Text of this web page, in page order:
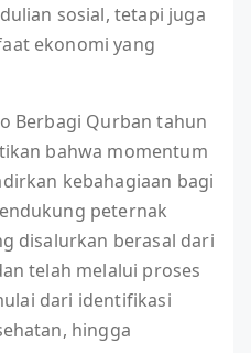
sosial, tetapi juga
ekonomi yang
Berbagi Qurban tahun
bahwa momentum
kebahagiaan bagi
peternak
disalurkan berasal dari
telah melalui proses
dari identifikasi
hingga